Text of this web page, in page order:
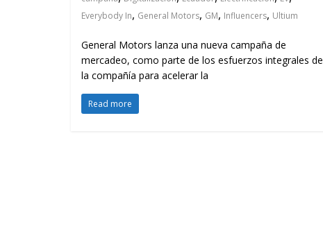
Everybody In, General Motors, GM, Influencers, Ultium
General Motors lanza una nueva campaña de
mercadeo, como parte de los esfuerzos integrales de
la compañía para acelerar la
Read more